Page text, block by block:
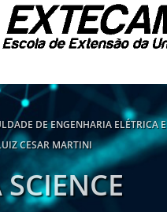
DE ENGENHARIA ELÉTRICA E
CESAR MARTINI